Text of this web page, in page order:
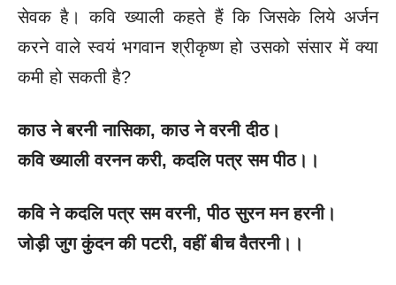
सेवक है। कवि ख्याली कहते हैं कि जिसके लिये अर्जन
करने वाले स्वयं भगवान श्रीकृष्ण हो उसको संसार में क्या
कमी हो सकती है?
काउ ने बरनी नासिका, काउ ने वरनी दीठ।
कवि ख्याली वरनन करी, कदलि पत्र सम पीठ।।
कवि ने कदलि पत्र सम वरनी, पीठ सुरन मन हरनी।
जोड़ी जुग कुंदन की पटरी, वहीं बीच वैतरनी।।